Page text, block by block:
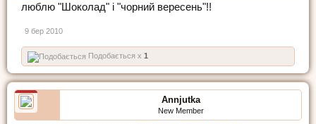
люблю "Шоколад" і "чорний вересень"!!
9 бер 2010
Подобається x 1
Annjutka
New Member